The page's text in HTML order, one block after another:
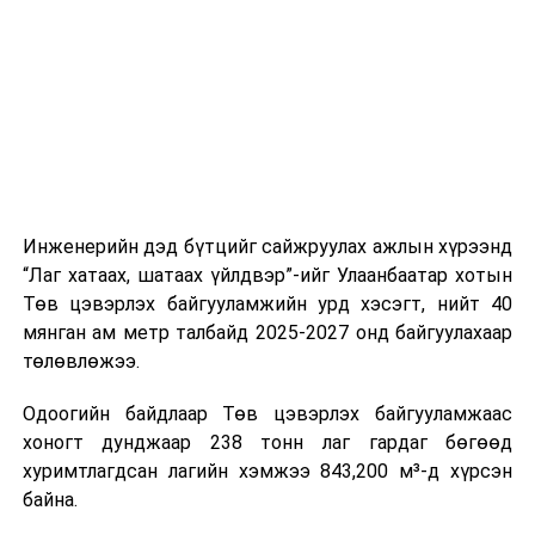
өдөр тутмын ажлын бэлэн байдлыг хангах зэрэг
практик ур чадварыг сургалтын хөтөлбөрт тусгажээ.
Сургалтыг танилцуулах лекц, асуулт-хариулт,
жишээнд суурилсан сургалт, багаар ажиллах дасгал,
танилцах, онцгой нөхцөлд ажиллах дадлага зэрэг
онол, практик хосолсон хэлбэрээр зохион байгуулж
байна.
Инженерийн дэд бүтцийг сайжруулах ажлын хүрээнд
“Лаг хатаах, шатаах үйлдвэр”-ийг Улаанбаатар хотын
Төв цэвэрлэх байгууламжийн урд хэсэгт, нийт 40
мянган ам метр талбайд 2025-2027 онд байгуулахаар
төлөвлөжээ.
Одоогийн байдлаар Төв цэвэрлэх байгууламжаас
хоногт дунджаар 238 тонн лаг гардаг бөгөөд
хуримтлагдсан лагийн хэмжээ 843,200 м³-д хүрсэн
байна.